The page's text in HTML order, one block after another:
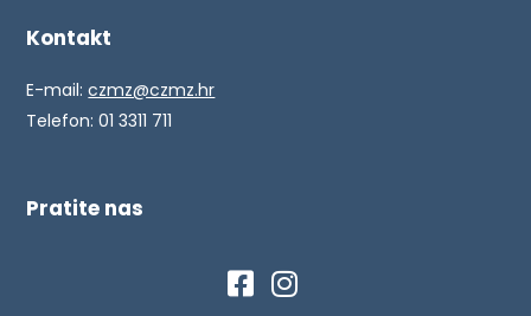
Kontakt
E-mail:czmz@czmz.hr
Telefon: 01 3311 711
Pratite nas